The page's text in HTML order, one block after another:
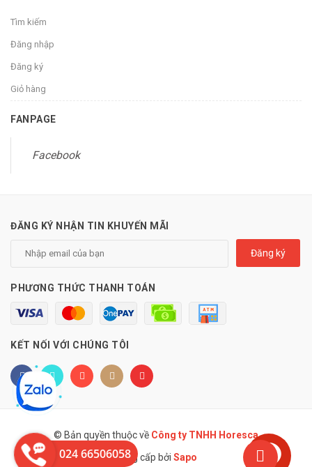
024 66506058
Tìm kiếm
Đăng nhập
Đăng ký
Giỏ hàng
FANPAGE
Facebook
ĐĂNG KÝ NHẬN TIN KHUYẾN MÃI
Đăng ký
PHƯƠNG THỨC THANH TOÁN
KẾT NỐI VỚI CHÚNG TÔI
© Bản quyền thuộc về Công ty TNHH Horesca
Cung cấp bởi Sapo